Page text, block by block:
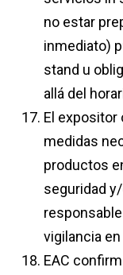
no estar
inmediato)
stand u
allá del
El expositor
medidas
productos
seguridad
vigilancia
EAC